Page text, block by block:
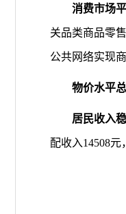
消费市场
关品类商品零
公共网络实现
物价水平
居民收入
配收入14508元